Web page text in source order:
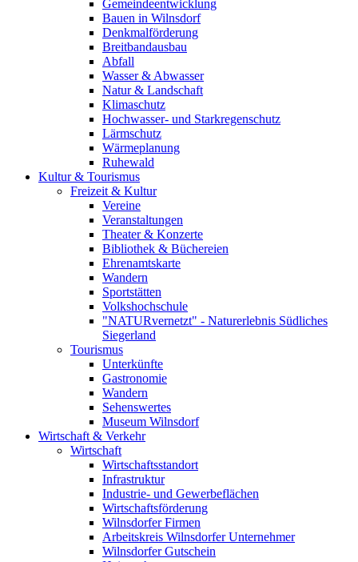
Gemeindeentwicklung
Bauen in Wilnsdorf
Denkmalförderung
Breitbandausbau
Abfall
Wasser & Abwasser
Natur & Landschaft
Klimaschutz
Hochwasser- und Starkregenschutz
Lärmschutz
Wärmeplanung
Ruhewald
Kultur & Tourismus
Freizeit & Kultur
Vereine
Veranstaltungen
Theater & Konzerte
Bibliothek & Büchereien
Ehrenamtskarte
Wandern
Sportstätten
Volkshochschule
"NATURvernetzt" - Naturerlebnis Südliches
Siegerland
Tourismus
Unterkünfte
Gastronomie
Wandern
Sehenswertes
Museum Wilnsdorf
Wirtschaft & Verkehr
Wirtschaft
Wirtschaftsstandort
Infrastruktur
Industrie- und Gewerbeflächen
Wirtschaftsförderung
Wilnsdorfer Firmen
Arbeitskreis Wilnsdorfer Unternehmer
Wilnsdorfer Gutschein